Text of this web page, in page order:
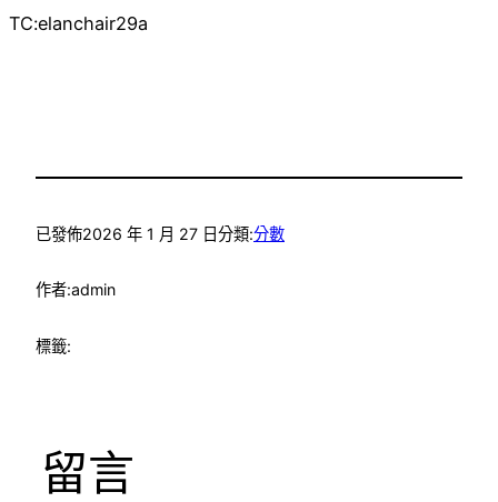
TC:elanchair29a
已發佈2026 年 1 月 27 日分類:分數
作者:admin
標籤:
留言